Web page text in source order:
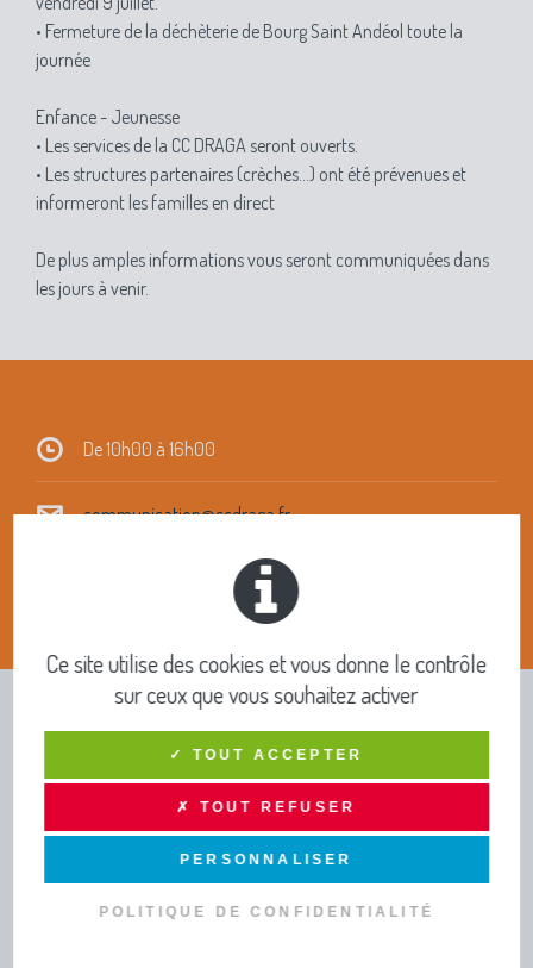
• Fermeture de la déchèterie de Bourg Saint Andéol toute la
journée
Enfance - Jeunesse
• Les services de la CC DRAGA seront ouverts.
• Les structures partenaires (crèches…) ont été prévenues et
informeront les familles en direct
De plus amples informations vous seront communiquées dans
les jours à venir.
De 10h00 à 16h00
communication@ccdraga.fr
INFOS PRATIQUES ET
PUBLICATIONS
TOUTE L’INFO DRAGA
Lettres d'infos - Newsletters
Actus
Ce site utilise des cookies et vous donne le contrôle
sur ceux que vous souhaitez activer
✓ TOUT ACCEPTER
✗ TOUT REFUSER
PERSONNALISER
POLITIQUE DE CONFIDENTIALITÉ